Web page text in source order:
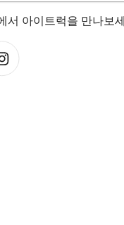
서 아이트럭을 만나보